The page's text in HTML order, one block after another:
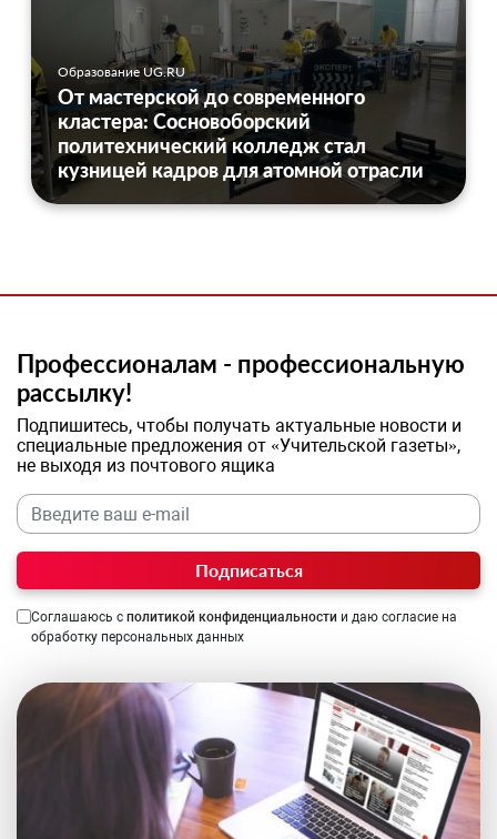
Образование UG.RU
От мастерской до современного
кластера: Сосновоборский
политехнический колледж стал
кузницей кадров для атомной отрасли
Профессионалам - профессиональную
рассылку!
Подпишитесь, чтобы получать актуальные новости и
специальные предложения от «Учительской газеты»,
не выходя из почтового ящика
Подписаться
Соглашаюсь с политикой конфиденциальности и даю согласие на
обработку персональных данных